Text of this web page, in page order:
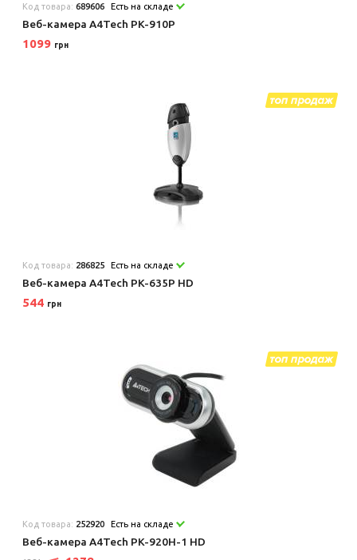
Код товара:689606 Есть на складе
Веб-камера A4Tech PK-910P
1099 грн
Код товара: 286825 Есть на складе
Веб-камера A4Tech PK-635P HD
544 грн
Код товара: 252920 Есть на складе
Веб-камера A4Tech PK-920H-1 HD